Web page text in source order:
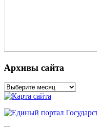
Архивы сайта
Архивы
сайта